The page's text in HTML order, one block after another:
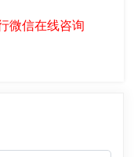
微信在线咨询